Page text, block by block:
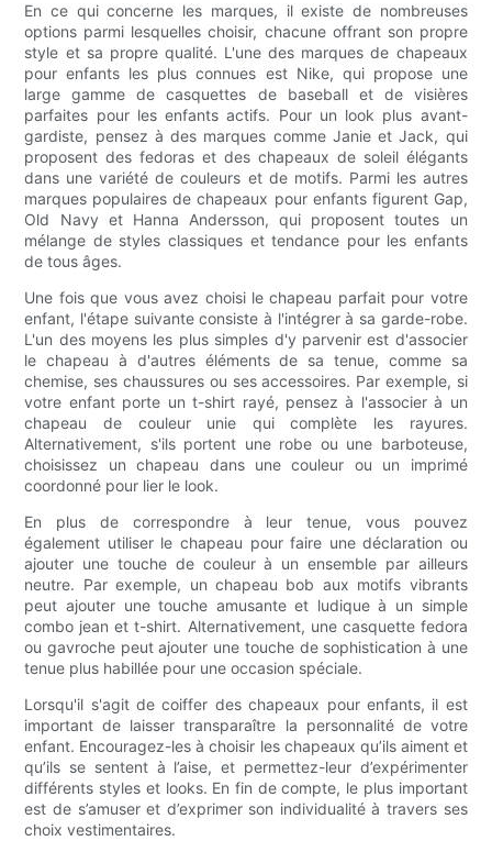
En ce qui concerne les marques, il existe de nombreuses
options parmi lesquelles choisir, chacune offrant son propre
style et sa propre qualité. L'une des marques de chapeaux
pour enfants les plus connues est Nike, qui propose une
large gamme de casquettes de baseball et de visières
parfaites pour les enfants actifs. Pour un look plus avant-
gardiste, pensez à des marques comme Janie et Jack, qui
proposent des fedoras et des chapeaux de soleil élégants
dans une variété de couleurs et de motifs. Parmi les autres
marques populaires de chapeaux pour enfants figurent Gap,
Old Navy et Hanna Andersson, qui proposent toutes un
mélange de styles classiques et tendance pour les enfants
de tous âges.
Une fois que vous avez choisi le chapeau parfait pour votre
enfant, l'étape suivante consiste à l'intégrer à sa garde-robe.
L'un des moyens les plus simples d'y parvenir est d'associer
le chapeau à d'autres éléments de sa tenue, comme sa
chemise, ses chaussures ou ses accessoires. Par exemple, si
votre enfant porte un t-shirt rayé, pensez à l'associer à un
chapeau de couleur unie qui complète les rayures.
Alternativement, s'ils portent une robe ou une barboteuse,
choisissez un chapeau dans une couleur ou un imprimé
coordonné pour lier le look.
En plus de correspondre à leur tenue, vous pouvez
également utiliser le chapeau pour faire une déclaration ou
ajouter une touche de couleur à un ensemble par ailleurs
neutre. Par exemple, un chapeau bob aux motifs vibrants
peut ajouter une touche amusante et ludique à un simple
combo jean et t-shirt. Alternativement, une casquette fedora
ou gavroche peut ajouter une touche de sophistication à une
tenue plus habillée pour une occasion spéciale.
Lorsqu'il s'agit de coiffer des chapeaux pour enfants, il est
important de laisser transparaître la personnalité de votre
enfant. Encouragez-les à choisir les chapeaux qu’ils aiment et
qu’ils se sentent à l’aise, et permettez-leur d’expérimenter
différents styles et looks. En fin de compte, le plus important
est de s’amuser et d’exprimer son individualité à travers ses
choix vestimentaires.